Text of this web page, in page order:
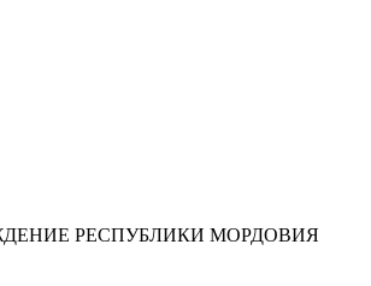
РЕСПУБЛИКИ МОРДОВИЯ